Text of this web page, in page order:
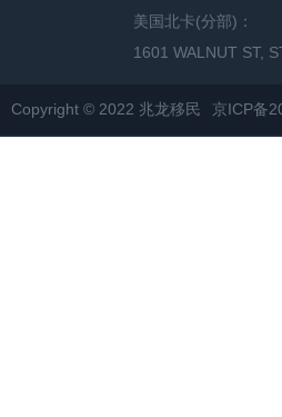
美国北卡(分部)：
1601 WALNUT ST,
Copyright © 2022 兆龙移民 京ICP备